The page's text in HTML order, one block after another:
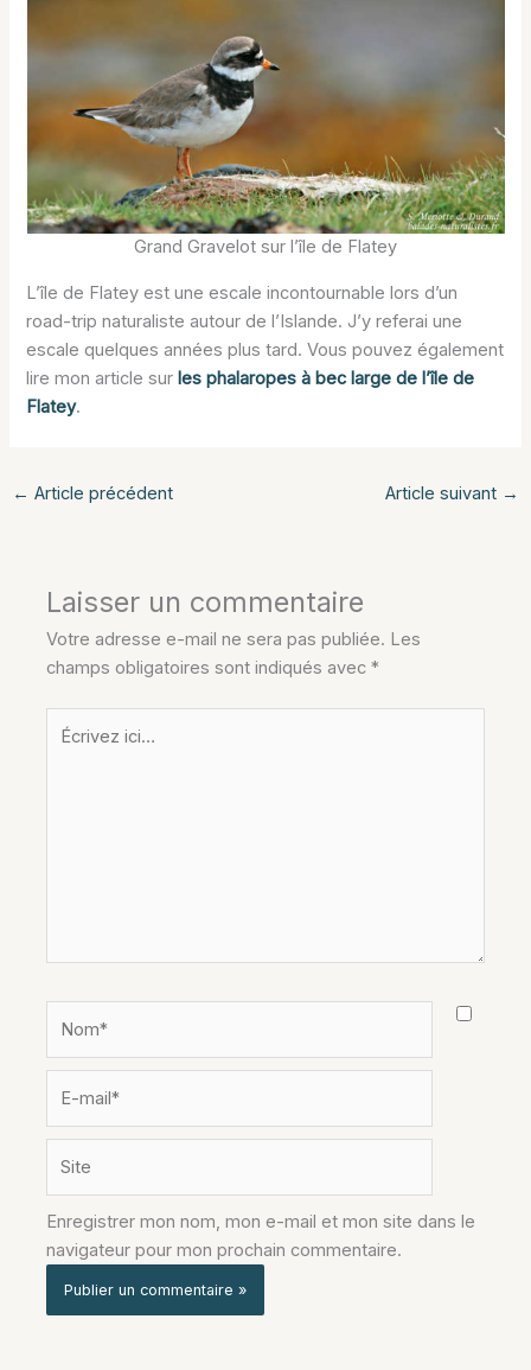
Grand Gravelot sur l’île de Flatey
L’île de Flatey est une escale incontournable lors d’un
road-trip naturaliste autour de l’Islande. J’y referai une
escale quelques années plus tard. Vous pouvez également
lire mon article sur les phalaropes à bec large de l’île de
Flatey.
← Article précédent Article suivant →
Laisser un commentaire
Votre adresse e-mail ne sera pas publiée. Les
champs obligatoires sont indiqués avec*
Écrivez
ici…
mail*
Enregistrer mon nom, mon e-mail et mon site dans le
navigateur pour mon prochain commentaire.